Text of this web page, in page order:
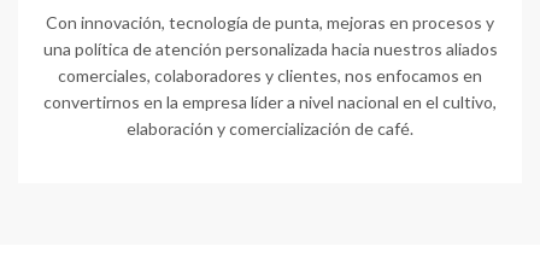
Con innovación, tecnología de punta, mejoras en procesos y
una política de atención personalizada hacia nuestros aliados
comerciales, colaboradores y clientes, nos enfocamos en
convertirnos en la empresa líder a nivel nacional en el cultivo,
elaboración y comercialización de café.